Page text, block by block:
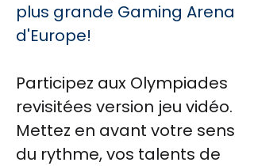
plus grande Gaming Arena
d'Europe!
Participez aux Olympiades
revisitées version jeu vidéo.
Mettez en avant votre sens
du rythme, vos talents de